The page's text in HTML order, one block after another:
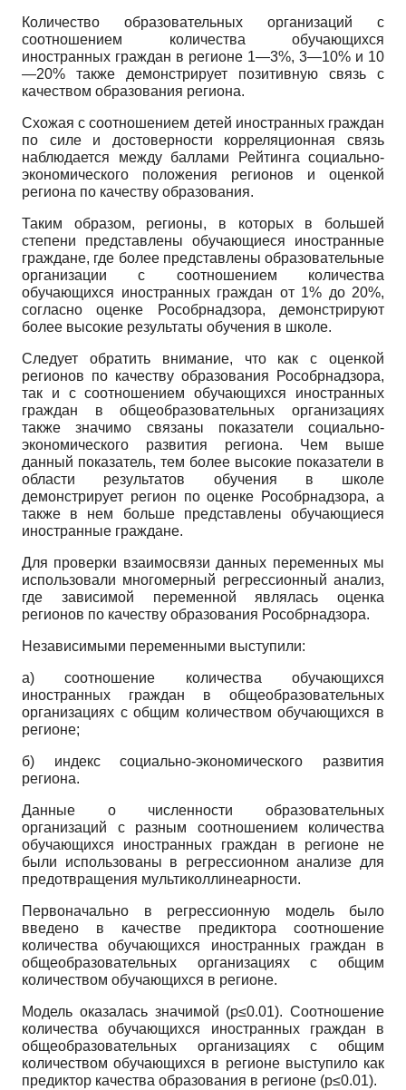
Количество образовательных организаций с
соотношением количества обучающихся
иностранных граждан в регионе 1—3%, 3—10% и 10
—20% также демонстрирует позитивную связь с
качеством образования региона.
Схожая с соотношением детей иностранных граждан
по силе и достоверности корреляционная связь
наблюдается между баллами Рейтинга социально-
экономического положения регионов и оценкой
региона по качеству образования.
Таким образом, регионы, в которых в большей
степени представлены обучающиеся иностранные
граждане, где более представлены образовательные
организации с соотношением количества
обучающихся иностранных граждан от 1% до 20%,
согласно оценке Рособрнадзора, демонстрируют
более высокие результаты обучения в школе.
Следует обратить внимание, что как с оценкой
регионов по качеству образования Рособрнадзора,
так и с соотношением обучающихся иностранных
граждан в общеобразовательных организациях
также значимо связаны показатели социально-
экономического развития региона. Чем выше
данный показатель, тем более высокие показатели в
области результатов обучения в школе
демонстрирует регион по оценке Рособрнадзора, а
также в нем больше представлены обучающиеся
иностранные граждане.
Для проверки взаимосвязи данных переменных мы
использовали многомерный регрессионный анализ,
где зависимой переменной являлась оценка
регионов по качеству образования Рособрнадзора.
Независимыми переменными выступили:
а) соотношение количества обучающихся
иностранных граждан в общеобразовательных
организациях с общим количеством обучающихся в
регионе;
б) индекс социально-экономического развития
региона.
Данные о численности образовательных
организаций с разным соотношением количества
обучающихся иностранных граждан в регионе не
были использованы в регрессионном анализе для
предотвращения мультиколлинеарности.
Первоначально в регрессионную модель было
введено в качестве предиктора соотношение
количества обучающихся иностранных граждан в
общеобразовательных организациях с общим
количеством обучающихся в регионе.
Модель оказалась значимой (p≤0.01). Соотношение
количества обучающихся иностранных граждан в
общеобразовательных организациях с общим
количеством обучающихся в регионе выступило как
предиктор качества образования в регионе (p≤0.01).